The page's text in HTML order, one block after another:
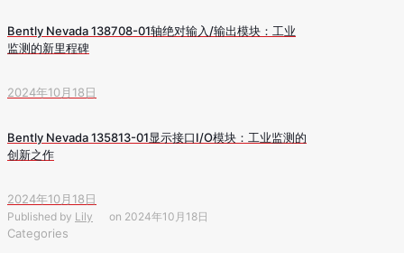
Bently Nevada 138708-01轴绝对输入/输出模块：工业
监测的新里程碑
2024年10月18日
Bently Nevada 135813-01显示接口I/O模块：工业监测的
创新之作
2024年10月18日
Published by Lily on 2024年10月18日
Categories